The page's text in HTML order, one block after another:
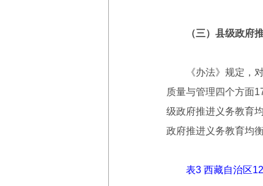
（三）县级政府
《办法》规定，对
质量与管理四个方面
级政府推进义务教育
政府推进义务教育均
表3 西藏自治区